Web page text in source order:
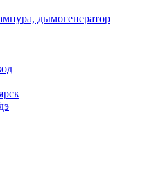
дымогенератор